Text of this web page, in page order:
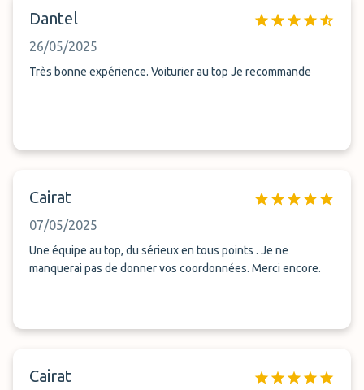
Dantel
26/05/2025
Très bonne expérience. Voiturier au top Je recommande
Cairat
07/05/2025
Une équipe au top, du sérieux en tous points . Je ne
manquerai pas de donner vos coordonnées. Merci encore.
Cairat